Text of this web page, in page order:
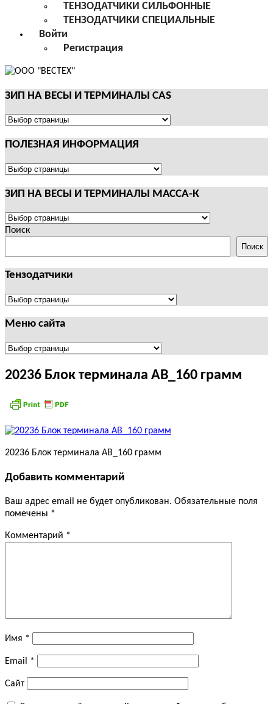
ТЕНЗОДАТЧИКИ СИЛЬФОННЫЕ
ТЕНЗОДАТЧИКИ СПЕЦИАЛЬНЫЕ
Войти
Регистрация
ЗИП НА ВЕСЫ И ТЕРМИНАЛЫ CAS
ЗИП
ВЕСЫ
ТЕРМИНАЛЫ
ПОЛЕЗНАЯ ИНФОРМАЦИЯ
ПОЛЕЗНАЯ
ЗИП НА ВЕСЫ И ТЕРМИНАЛЫ МАССА-К
ЗИП
НА
И
ТЕРМИНАЛЫ
МАССА-
Поиск
Поиск
Тензодатчики
Тензодатчики
Меню сайта
Меню
20236 Блок терминала АВ_160 грамм
20236 Блок терминала АВ_160 грамм
Добавить комментарий
Ваш адрес email не будет опубликован. Обязательные поля
помечены *
Комментарий *
Имя *
Email *
Сайт